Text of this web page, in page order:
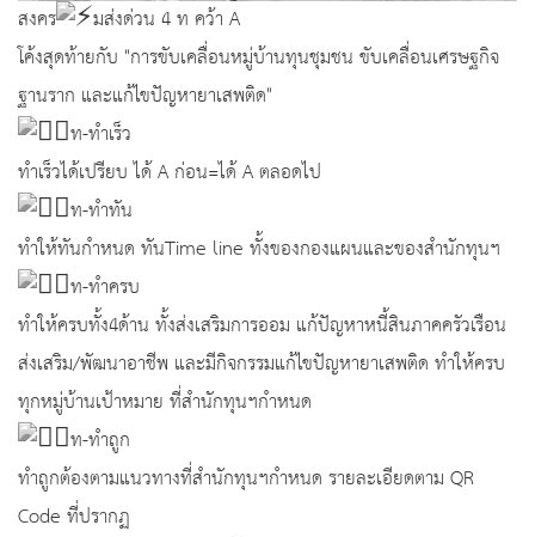
สงคร
มส่งด่วน 4 ท คว้า A
โค้งสุดท้ายกับ "การขับเคลื่อนหมู่บ้านทุนชุมชน ขับเคลื่อนเศรษฐกิจ
ฐานราก และแก้ไขปัญหายาเสพติด"
ท-ทำเร็ว
ทำเร็วได้เปรียบ ได้ A ก่อน=ได้ A ตลอดไป
ท-ทำทัน
ทำให้ทันกำหนด ทันTime line ทั้งของกองแผนและของสำนักทุนฯ
ท-ทำครบ
ทำให้ครบทั้ง4ด้าน ทั้งส่งเสริมการออม แก้ปัญหาหนี้สินภาคครัวเรือน
ส่งเสริม/พัฒนาอาชีพ และมีกิจกรรมแก้ไขปัญหายาเสพติด ทำให้ครบ
ทุกหมู่บ้านเป้าหมาย ที่สำนักทุนฯกำหนด
ท-ทำถูก
ทำถูกต้องตามแนวทางที่สำนักทุนฯกำหนด รายละเอียดตาม QR
Code ที่ปรากฏ